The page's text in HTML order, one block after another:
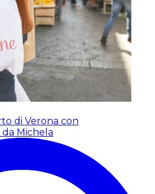
di Verona con
Michela